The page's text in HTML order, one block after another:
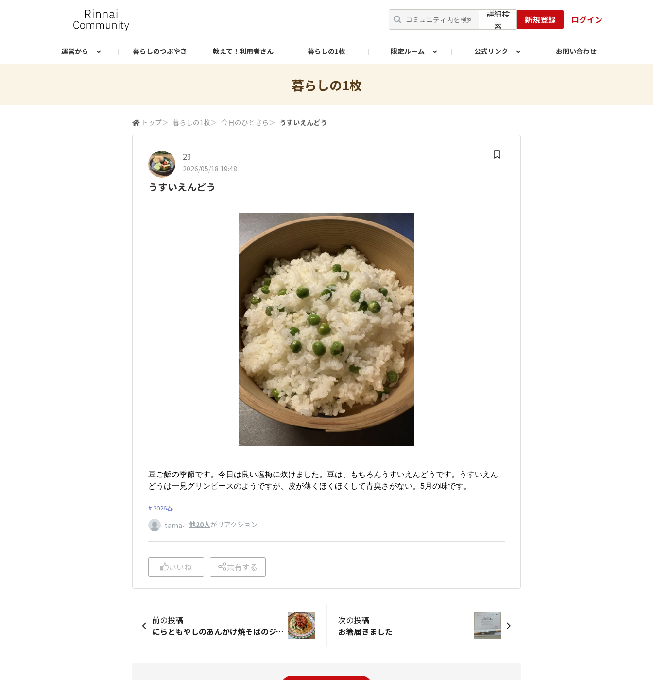
詳細検
索
新規登録 ログイン
運営から 暮らしのつぶやき 教えて！利用者さん 暮らしの1枚 限定ルーム 公式リンク お問い合わせ
暮らしの1枚
トップ＞ 暮らしの1枚＞ 今日のひとさら ＞ うすいえんどう
23
2026/05/18 19:48
うすいえんどう
豆ご飯の季節です。今日は良い塩梅に炊けました。豆は、もちろんうすいえんどうです。うすいえん
どうは一見グリンピースのようですが、皮が薄くほくほくして青臭さがない。5月の味です。
2026春
tama、 他20人がリアクション
いいね 共有する
前の投稿
にらともやしのあんかけ焼そばのジャージャー麺だがね
次の投稿
お箸届きました